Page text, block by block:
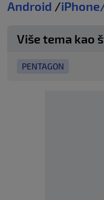
Android /
Više tema kao
PENTAGON